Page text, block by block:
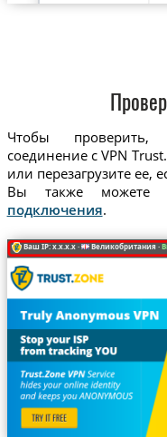
Чтобы проверить,
соединение с VPN
или перезагрузите ее,
Вы также можете
подключения.
Ваш IP: x.x.x.x · Великобритания ·